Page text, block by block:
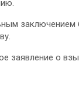
заключением
заявление о